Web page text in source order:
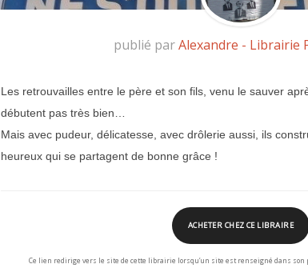
publié parAlexandre - Librairie
Les retrouvailles entre le père et son fils, venu le sauver
débutent pas très bien…
Mais avec pudeur, délicatesse, avec drôlerie aussi, ils
heureux qui se partagent de bonne grâce !
ACHETER CHEZ CE LIBRAIRE
Ce lien redirige vers le site de cette librairie lorsqu’un site est renseigné dans son